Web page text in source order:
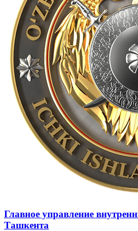
Главное управление
Ташкента